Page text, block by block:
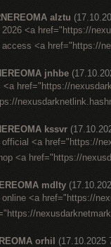
alztu
<a href="https://
<a href="https://
jnhbe
href="https://
kssvr
<a href="https://
<a href="https://
mdlty
<a href="https://
orhil (17.10.2025